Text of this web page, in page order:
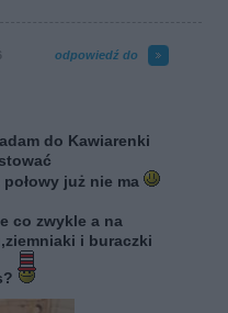
odpowiedź do
do Kawiarenki
już nie ma
co zwykle a na
i buraczki